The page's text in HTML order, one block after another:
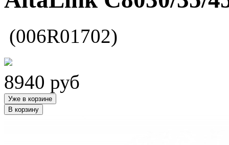
(006R01702)
8940 руб
Уже в корзине
В корзину